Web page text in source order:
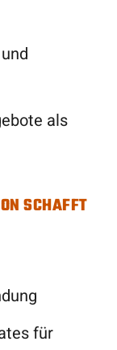
als
SCHAFFT
für